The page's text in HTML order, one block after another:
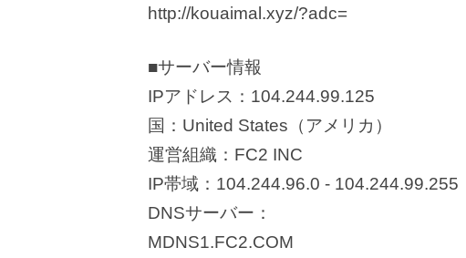
http://kouaimal.xyz/?adc=
■サーバー情報
IPアドレス：104.244.99.125
国：United States（アメリカ）
運営組織：FC2 INC
IP帯域：104.244.96.0 - 104.244.99.255
DNSサーバー：
MDNS1.FC2.COM